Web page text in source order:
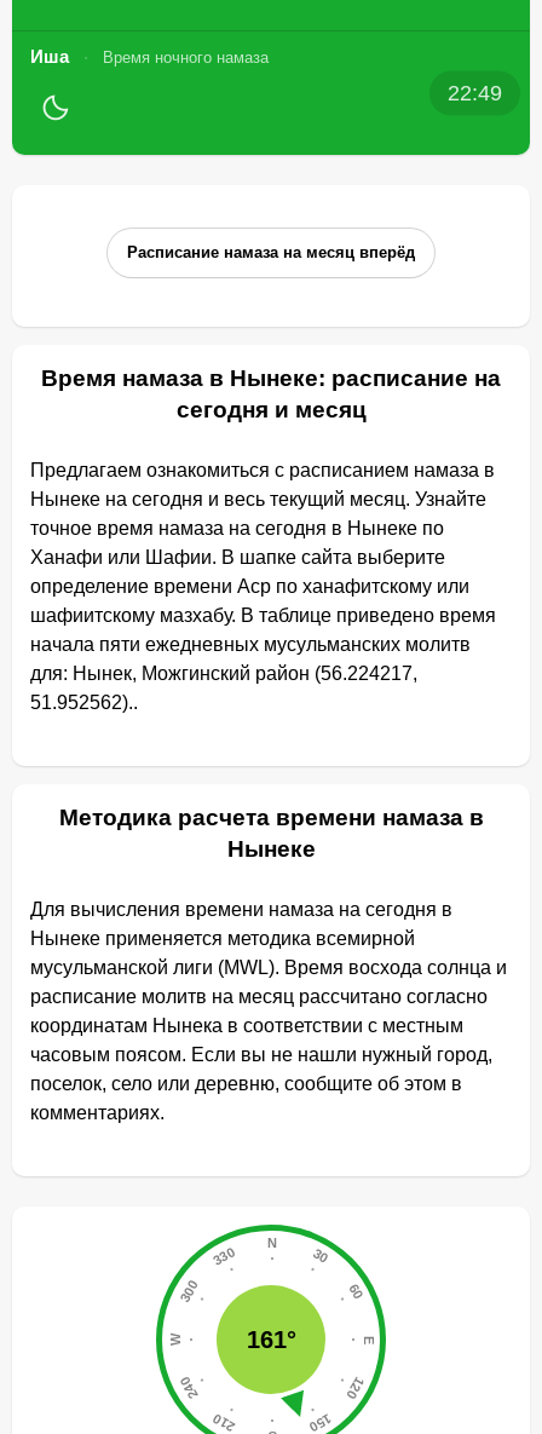
Иша Время ночного намаза
22:49
Расписание намаза на месяц вперёд
Время намаза в Нынеке: расписание на
сегодня и месяц
Предлагаем ознакомиться с расписанием намаза в
Нынеке на сегодня и весь текущий месяц. Узнайте
точное время намаза на сегодня в Нынеке по
Ханафи или Шафии. В шапке сайта выберите
определение времени Аср по ханафитскому или
шафиитскому мазхабу. В таблице приведено время
начала пяти ежедневных мусульманских молитв
для: Нынек, Можгинский район (56.224217,
51.952562)..
Методика расчета времени намаза в
Нынеке
Для вычисления времени намаза на сегодня в
Нынеке применяется методика всемирной
мусульманской лиги (MWL). Время восхода солнца и
расписание молитв на месяц рассчитано согласно
координатам Нынека в соответствии с местным
часовым поясом. Если вы не нашли нужный город,
поселок, село или деревню, сообщите об этом в
комментариях.
161°